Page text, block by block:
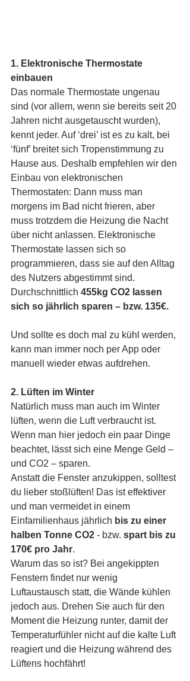
1. Elektronische Thermostate
einbauen
Das normale Thermostate ungenau
sind (vor allem, wenn sie bereits seit 20
Jahren nicht ausgetauscht wurden),
kennt jeder. Auf ‘drei’ ist es zu kalt, bei
‘fünf’ breitet sich Tropenstimmung zu
Hause aus. Deshalb empfehlen wir den
Einbau von elektronischen
Thermostaten: Dann muss man
morgens im Bad nicht frieren, aber
muss trotzdem die Heizung die Nacht
über nicht anlassen. Elektronische
Thermostate lassen sich so
programmieren, dass sie auf den Alltag
des Nutzers abgestimmt sind.
Durchschnittlich 455kg CO2 lassen
sich so jährlich sparen – bzw. 135€.
Und sollte es doch mal zu kühl werden,
kann man immer noch per App oder
manuell wieder etwas aufdrehen.
2. Lüften im Winter
Natürlich muss man auch im Winter
lüften, wenn die Luft verbraucht ist.
Wenn man hier jedoch ein paar Dinge
beachtet, lässt sich eine Menge Geld –
und CO2 – sparen.
Anstatt die Fenster anzukippen, solltest
du lieber stoßlüften! Das ist effektiver
und man vermeidet in einem
Einfamilienhaus jährlich bis zu einer
halben Tonne CO2 - bzw. spart bis zu
170€ pro Jahr.
Warum das so ist? Bei angekippten
Fenstern findet nur wenig
Luftaustausch statt, die Wände kühlen
jedoch aus. Drehen Sie auch für den
Moment die Heizung runter, damit der
Temperaturfühler nicht auf die kalte Luft
reagiert und die Heizung während des
Lüftens hochfährt!